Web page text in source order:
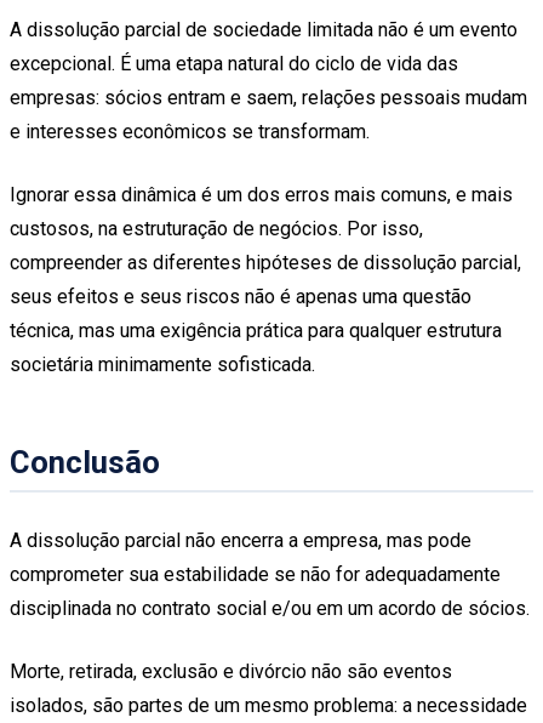
A dissolução parcial de sociedade limitada não é um evento
excepcional. É uma etapa natural do ciclo de vida das
empresas: sócios entram e saem, relações pessoais mudam
e interesses econômicos se transformam.
Ignorar essa dinâmica é um dos erros mais comuns, e mais
custosos, na estruturação de negócios. Por isso,
compreender as diferentes hipóteses de dissolução parcial,
seus efeitos e seus riscos não é apenas uma questão
técnica, mas uma exigência prática para qualquer estrutura
societária minimamente sofisticada.
Conclusão
A dissolução parcial não encerra a empresa, mas pode
comprometer sua estabilidade se não for adequadamente
disciplinada no contrato social e/ou em um acordo de sócios.
Morte, retirada, exclusão e divórcio não são eventos
isolados, são partes de um mesmo problema: a necessidade